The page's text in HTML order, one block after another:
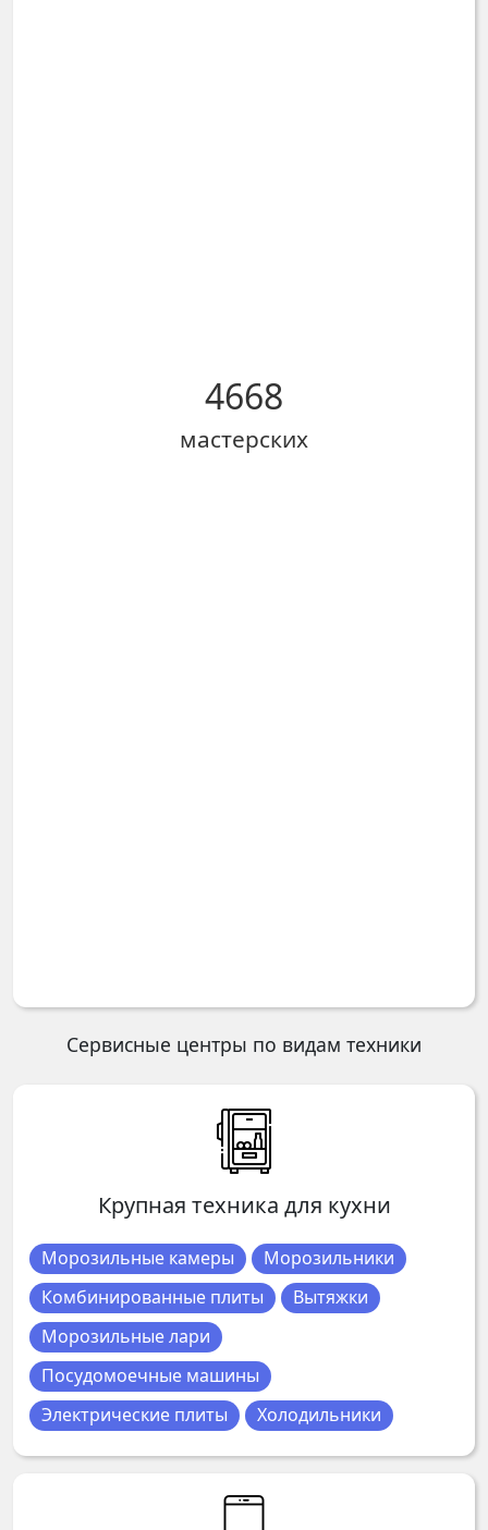
4668
мастерских
Сервисные центры по видам техники
Крупная техника для кухни
Морозильные камеры
Морозильники
Комбинированные плиты
Вытяжки
Морозильные лари
Посудомоечные машины
Электрические плиты
Холодильники